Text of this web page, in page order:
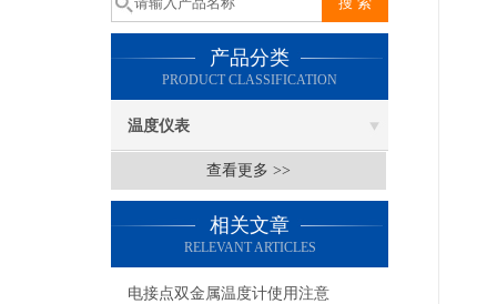
产品分类
PRODUCT CLASSIFICATION
温度仪表
查看更多 >>
相关文章
RELEVANT ARTICLES
电接点双金属温度计使用注意